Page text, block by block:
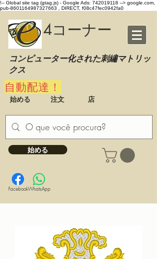
!-- Global site tag (gtag.js) - Google Ads: 742019118 --> google.com,
pub-8601164987327663 , DIRECT, f08c47fec0942fa0
4コーナー
コンピューター化された刺繡マトリッ
クス
自動配達！
始める 注文 店
始める
FacebookWhatsApp